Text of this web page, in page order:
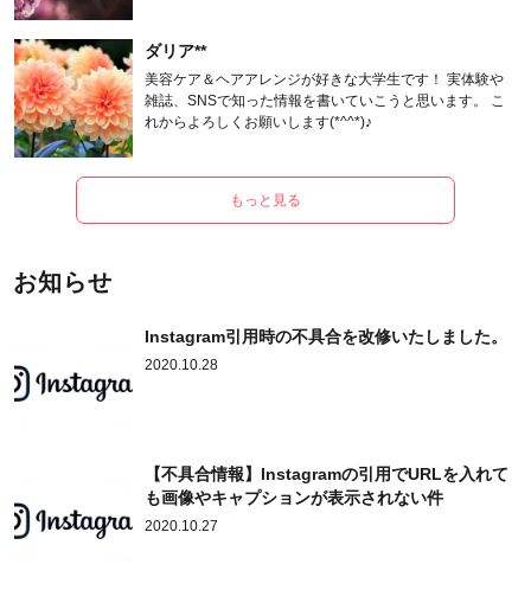
ダリア**
美容ケア＆ヘアアレンジが好きな大学生です！ 実体験や
雑誌、SNSで知った情報を書いていこうと思います。 こ
れからよろしくお願いします(*^^*)♪
もっと見る
お知らせ
Instagram引用時の不具合を改修いたしました。
2020.10.28
【不具合情報】Instagramの引用でURLを入れて
も画像やキャプションが表示されない件
2020.10.27